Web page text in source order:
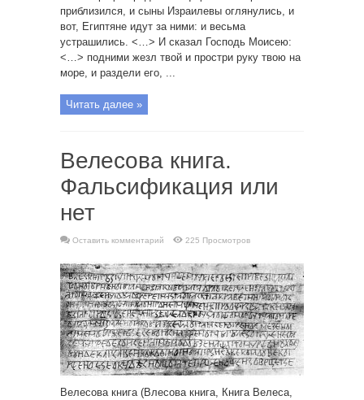
приблизился, и сыны Израилевы оглянулись, и
вот, Египтяне идут за ними: и весьма
устрашились. <…> И сказал Господь Моисею:
<…> подними жезл твой и простри руку твою на
море, и раздели его, ...
Читать далее »
Велесова книга.
Фальсификация или
нет
Оставить комментарий 225 Просмотров
Велесова книга (Влесова книга, Книга Велеса,